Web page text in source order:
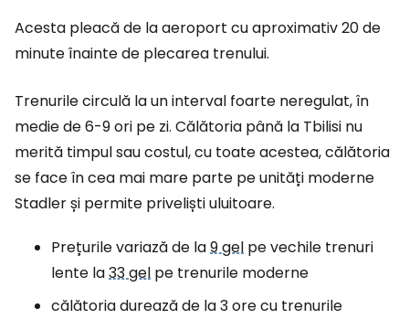
Acesta pleacă de la aeroport cu aproximativ 20 de
minute înainte de plecarea trenului.
Trenurile circulă la un interval foarte neregulat, în
medie de 6-9 ori pe zi. Călătoria până la Tbilisi nu
merită timpul sau costul, cu toate acestea, călătoria
se face în cea mai mare parte pe unități moderne
Stadler și permite priveliști uluitoare.
Prețurile variază de la9 gel pe vechile trenuri
lente la33 gel pe trenurile moderne
călătoria durează de la 3 ore cu trenurile